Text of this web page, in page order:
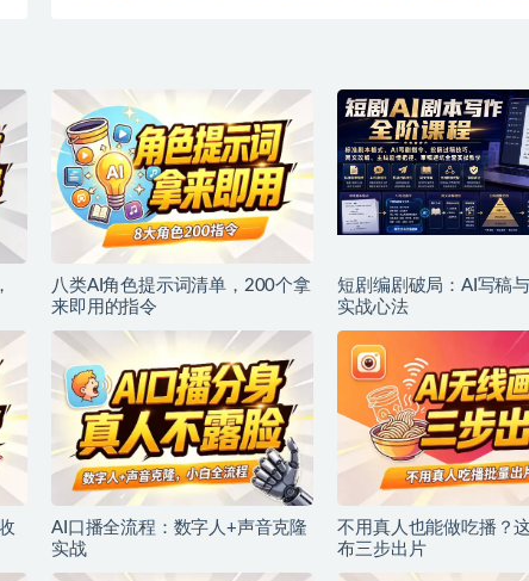
八类AI角色提示词清单，200个拿
来即用的指令
短剧编剧破局：AI写稿
实战心法
AI口播全流程：数字人+声音克隆
实战
不用真人也能做吃播？
布三步出片